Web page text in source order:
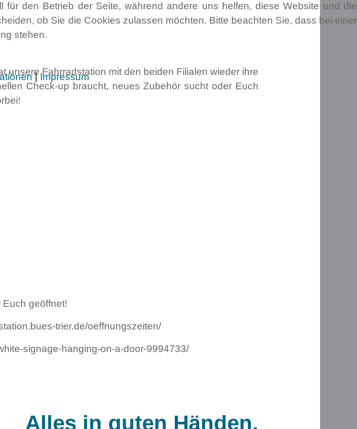
unsere Fahrradstation mit den beiden Filialen wieder ihre
Check-up braucht, neues Zubehör sucht oder Euch
Euch geöffnet!
trier.de/oeffnungszeiten/
signage-hanging-on-a-door-9994733/
Alles in guten Händen.
den Betrieb der Seite, während andere uns helfen, diese Website und die
ob Sie die Cookies zulassen möchten. Bitte beachten Sie, dass bei einer
stehen.
|Impressum